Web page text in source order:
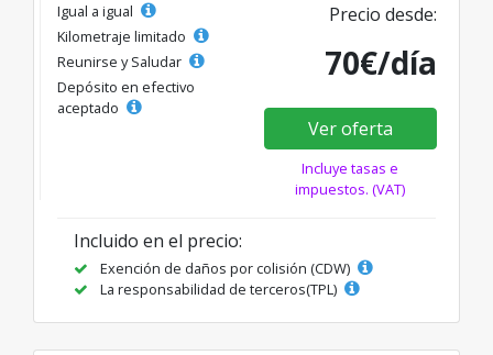
Igual a igual
Kilometraje limitado
Reunirse y Saludar
Depósito en efectivo
aceptado
Precio desde:
70€/día
Ver oferta
Incluye tasas e
impuestos. (VAT)
Incluido en el precio:
Exención de daños por colisión (CDW)
La responsabilidad de terceros(TPL)